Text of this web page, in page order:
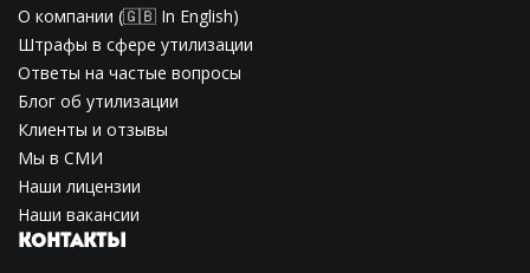
О компании (🇬🇧 In English)
Штрафы в сфере утилизации
Ответы на частые вопросы
Блог об утилизации
Клиенты и отзывы
Мы в СМИ
Наши лицензии
Наши вакансии
КОНТАКТЫ